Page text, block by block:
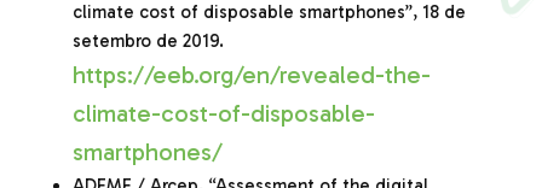
climate cost of disposable smartphones”, 18 de
setembro de 2019.
https://eeb.org/en/revealed-the-
climate-cost-of-disposable-
smartphones/